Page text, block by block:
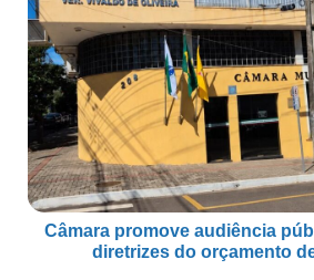
Câmara promove audiência
diretrizes do orçamento